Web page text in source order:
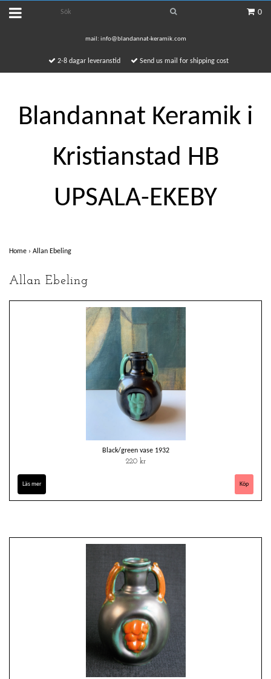
0
mail: info@blandannat-keramik.com
2-8 dagar leveranstid Send us mail for shipping cost
Blandannat Keramik i
Kristianstad HB
UPSALA-EKEBY
Home › Allan Ebeling
Allan Ebeling
Black/green vase 1932
220 kr
Läs mer